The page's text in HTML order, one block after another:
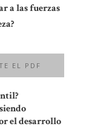
a las fuerzas
EL PDF
el desarrollo